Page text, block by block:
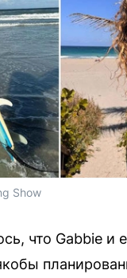
Show
что Gabbie и